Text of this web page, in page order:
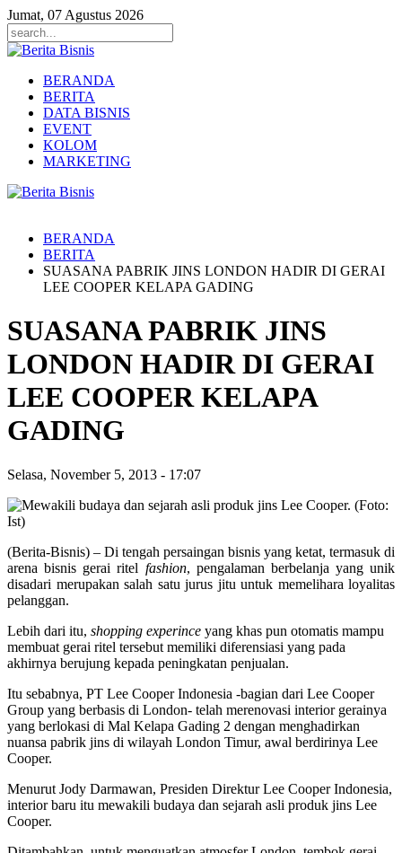
Jumat, 07 Agustus 2026
BERANDA
BERITA
DATA BISNIS
EVENT
KOLOM
MARKETING
BERANDA
BERITA
SUASANA PABRIK JINS LONDON HADIR DI GERAI
LEE COOPER KELAPA GADING
SUASANA PABRIK JINS
LONDON HADIR DI GERAI
LEE COOPER KELAPA
GADING
Selasa, November 5, 2013 - 17:07
(Berita-Bisnis) – Di tengah persaingan bisnis yang ketat, termasuk di
arena bisnis gerai ritel fashion, pengalaman berbelanja yang unik
disadari merupakan salah satu jurus jitu untuk memelihara loyalitas
pelanggan.
Lebih dari itu, shopping experince yang khas pun otomatis mampu
membuat gerai ritel tersebut memiliki diferensiasi yang pada
akhirnya berujung kepada peningkatan penjualan.
Itu sebabnya, PT Lee Cooper Indonesia -bagian dari Lee Cooper
Group yang berbasis di London- telah merenovasi interior gerainya
yang berlokasi di Mal Kelapa Gading 2 dengan menghadirkan
nuansa pabrik jins di wilayah London Timur, awal berdirinya Lee
Cooper.
Menurut Jody Darmawan, Presiden Direktur Lee Cooper Indonesia,
interior baru itu mewakili budaya dan sejarah asli produk jins Lee
Cooper.